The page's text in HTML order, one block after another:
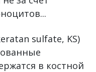
sulfate, KS)
в костной